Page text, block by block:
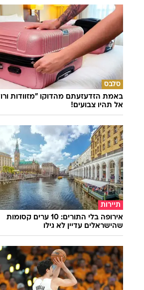
סלבס
באמת הזדעזעתם מהדוקו "מזוודות
אל תהיו צבועים!
תיירות
אירופה בלי התורים: 10 ערים קסומות
שהישראלים עדיין לא גילו